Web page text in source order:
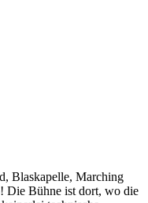
Blaskapelle, Marching
Die Bühne ist dort, wo die